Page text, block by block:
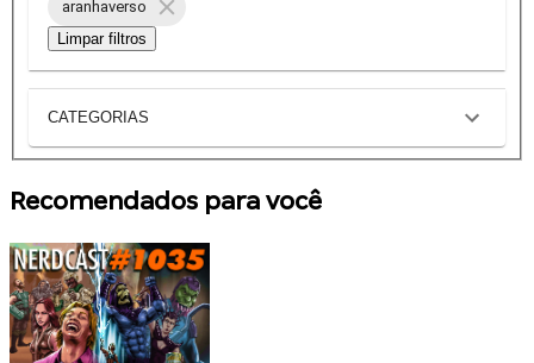
aranhaverso
Limpar filtros
CATEGORIAS
Recomendados para você